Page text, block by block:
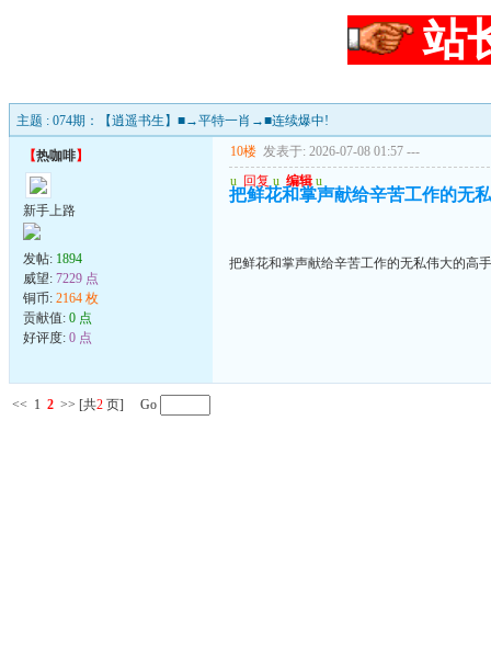
站
主题 : 074期：【逍遥书生】■→平特一肖→■连续爆中!
【热咖啡】
新手上路
发帖: 1894
威望: 7229 点
铜币: 2164 枚
贡献值: 0 点
好评度: 0 点
10楼 发表于: 2026-07-08 01:57 ---
u 回复 u 编辑 u
把鲜花和掌声献给辛苦工作的无
把鲜花和掌声献给辛苦工作的无私伟大的高
<< 1 2 >> [共2 页] Go